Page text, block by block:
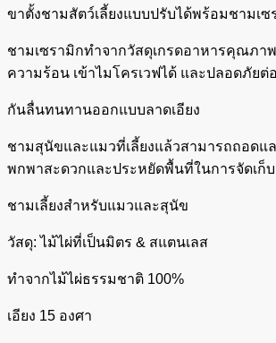
ขาตั้งชามสัตว์เลี้ยงแบบปรับได้พร้อมชามเซ
ชามเซรามิกทำจากวัสดุเกรดอาหารคุณภา
ความร้อน เข้าไมโครเวฟได้ และปลอดภัยต่
กันลื่นทนทานออกแบบลาดเอียง
ชามสุนัขและแมวที่เลี้ยงแล้วสามารถถอดแ
พกพาสะดวกและประหยัดพื้นที่ในการจัดเก็บ
ชามเลี้ยงสำหรับแมวและสุนัข
วัสดุ: ไม้ไผ่ที่เป็นมิตร & สแตนเลส
ทำจากไม้ไผ่ธรรมชาติ 100%
เอียง 15 องศา